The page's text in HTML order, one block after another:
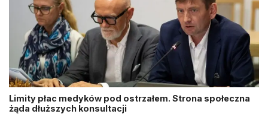
Limity płac medyków pod ostrzałem. Strona społeczna
żąda dłuższych konsultacji